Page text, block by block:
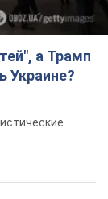
а Трамп
Украине?